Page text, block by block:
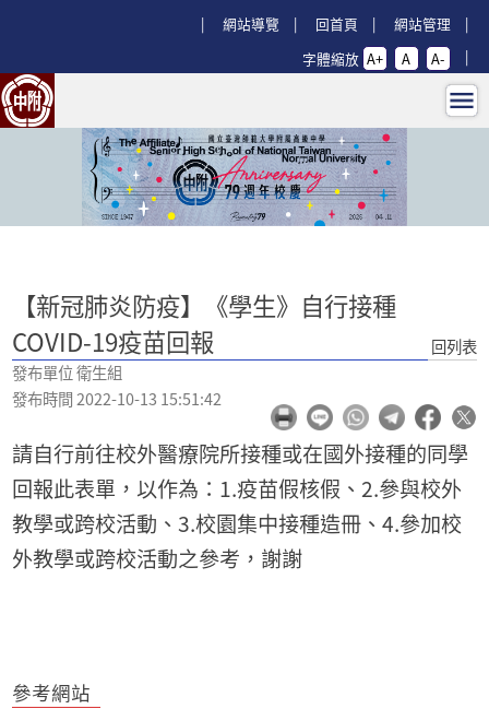
網站導覽
回首頁
網站管理
字體縮放 A+ A A-
【新冠肺炎防疫】《學生》自行接種
:::
【新冠肺炎防疫】《學生》自行接種
COVID-19疫苗回報
發布單位 衛生組
發布時間 2022-10-13 15:51:42
回列表
請自行前往校外醫療院所接種或在國外接種的同學
回報此表單，以作為：1.疫苗假核假、2.參與校外
教學或跨校活動、3.校園集中接種造冊、4.參加校
外教學或跨校活動之參考，謝謝
參考網站